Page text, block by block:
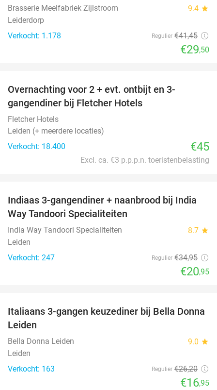
Brasserie Meelfabriek Zijlstroom 9.4 star
Leiderdorp
Verkocht: 1.178
Regulier €41,45
€29,50
Overnachting voor 2 + evt. ontbijt en 3-
gangendiner bij Fletcher Hotels
Fletcher Hotels
Leiden (+ meerdere locaties)
Verkocht: 18.400
€45
Excl. ca. €3 p.p.p.n. toeristenbelasting
40%
Indiaas 3-gangendiner + naanbrood bij India
Way Tandoori Specialiteiten
India Way Tandoori Specialiteiten 8.7 star
Leiden
Verkocht: 247
Regulier €34,95
€20,95
35%
Italiaans 3-gangen keuzediner bij Bella Donna
Leiden
Bella Donna Leiden 9.0 star
Leiden
Verkocht: 163
Regulier €26,20
€16,95